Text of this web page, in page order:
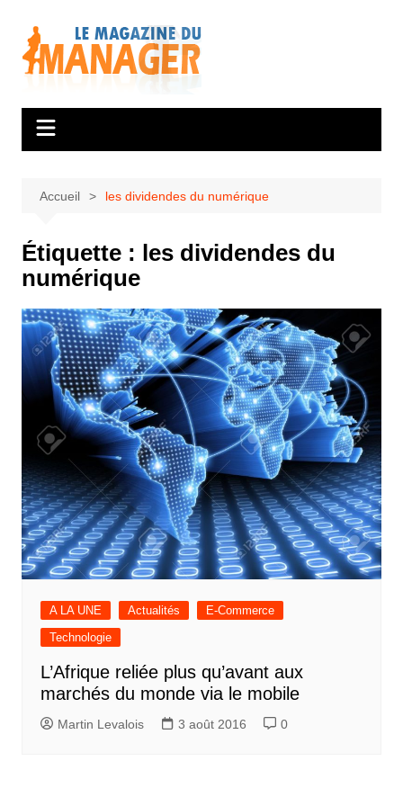
contenu
Accueil les dividendes du numérique
Étiquette : les dividendes du
numérique
A LA UNE Actualités
E-Commerce
Technologie
L’Afrique reliée plus qu’avant aux
marchés du monde via le mobile
Martin Levalois 3 août 2016 0